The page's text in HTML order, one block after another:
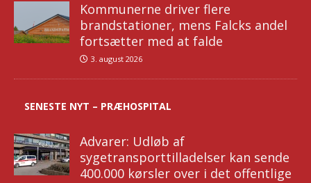
Kommunerne driver flere
brandstationer, mens Falcks andel
fortsætter med at falde
3. august 2026
SENESTE NYT – PRÆHOSPITAL
Advarer: Udløb af
sygetransporttilladelser kan sende
400.000 kørsler over i det offentlige